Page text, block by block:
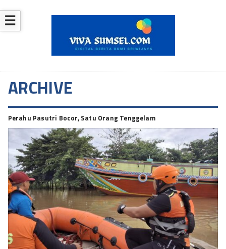
☰
ARCHIVE
Perahu Pasutri Bocor, Satu Orang Tenggelam